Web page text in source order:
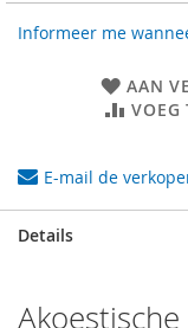
Informeer me
AAN
VOEG
E-mail de
Details